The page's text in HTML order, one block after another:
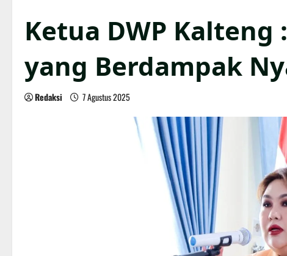
Ketua DWP
yang Berdampak
Redaksi 7 Agustus 2025